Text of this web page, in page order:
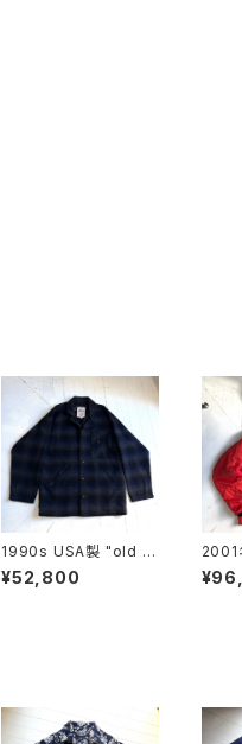
1990s USA製 "old st
ussy" omble check
jacket
¥52,800
a"